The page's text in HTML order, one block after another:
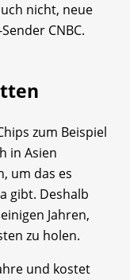
nicht, neue
CNBC.
zum Beispiel
in Asien
um das es
gibt. Deshalb
Jahren,
zu holen.
und kostet